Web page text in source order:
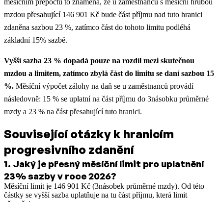
měsíčním přepočtu to znamená, že u zaměstnanců s měsíční hrubou
mzdou přesahující 146 901 Kč bude část příjmu nad tuto hranici
zdaněna sazbou 23 %, zatímco část do tohoto limitu podléhá
základní 15% sazbě.
Vyšší sazba 23 % dopadá pouze na rozdíl mezi skutečnou
mzdou a limitem, zatímco zbylá část do limitu se daní sazbou 15
%. Měsíční výpočet zálohy na daň se u zaměstnanců provádí
následovně: 15 % se uplatní na část příjmu do 3násobku průměrné
mzdy a 23 % na část přesahující tuto hranici.
Související otázky k hranicím
progresivního zdanění
1. Jaký je přesný měsíční limit pro uplatnění
23% sazby v roce 2026?
Měsíční limit je 146 901 Kč (3násobek průměrné mzdy). Od této
částky se vyšší sazba uplatňuje na tu část příjmu, která limit